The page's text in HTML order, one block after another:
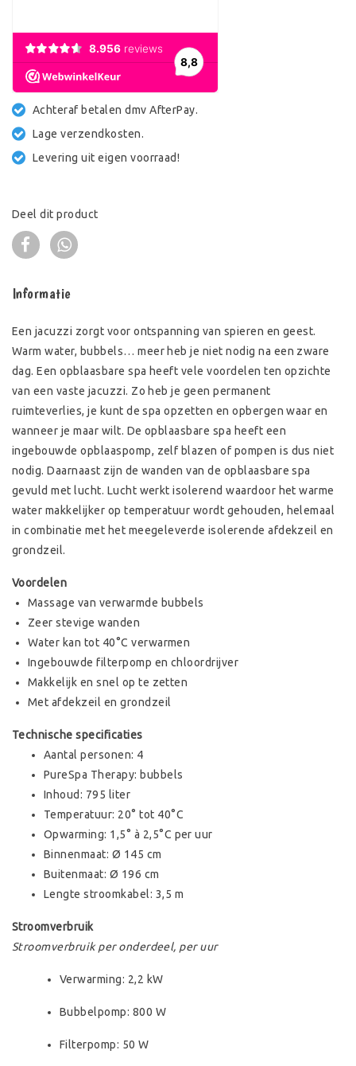
Achteraf betalen dmv AfterPay.
Lage verzendkosten.
Levering uit eigen voorraad!
Deel dit product
Informatie
Een jacuzzi zorgt voor ontspanning van spieren en geest.
Warm water, bubbels… meer heb je niet nodig na een zware
dag. Een opblaasbare spa heeft vele voordelen ten opzichte
van een vaste jacuzzi. Zo heb je geen permanent
ruimteverlies, je kunt de spa opzetten en opbergen waar en
wanneer je maar wilt. De opblaasbare spa heeft een
ingebouwde opblaaspomp, zelf blazen of pompen is dus niet
nodig. Daarnaast zijn de wanden van de opblaasbare spa
gevuld met lucht. Lucht werkt isolerend waardoor het warme
water makkelijker op temperatuur wordt gehouden, helemaal
in combinatie met het meegeleverde isolerende afdekzeil en
grondzeil.
Voordelen
Massage van verwarmde bubbels
Zeer stevige wanden
Water kan tot 40°C verwarmen
Ingebouwde filterpomp en chloordrijver
Makkelijk en snel op te zetten
Met afdekzeil en grondzeil
Technische specificaties
Aantal personen: 4
PureSpa Therapy: bubbels
Inhoud: 795 liter
Temperatuur: 20° tot 40°C
Opwarming: 1,5° à 2,5°C per uur
Binnenmaat: Ø 145 cm
Buitenmaat: Ø 196 cm
Lengte stroomkabel: 3,5 m
Stroomverbruik
Stroomverbruik per onderdeel, per uur
Verwarming: 2,2 kW
Bubbelpomp: 800 W
Filterpomp: 50 W